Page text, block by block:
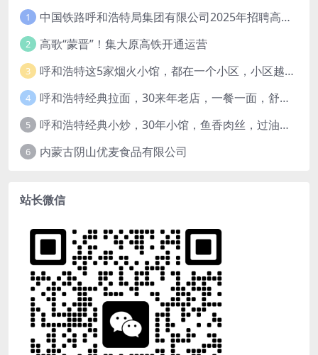
1 中国铁路呼和浩特局集团有限公司2025年招聘高校毕业生公告（1月15日截止）
2 高歌“蒙晋”！集大原高铁开通运营
3 呼和浩特这5家烟火小馆，都在一个小区，小区越老，小店“越破”，越有味道
4 呼和浩特经典拉面，30来年老店，一餐一面，舒服！
5 呼和浩特经典小炒，30年小馆，鱼香肉丝，过油肉土豆片，干炸里脊，全了！
6 内蒙古阴山优麦食品有限公司
站长微信